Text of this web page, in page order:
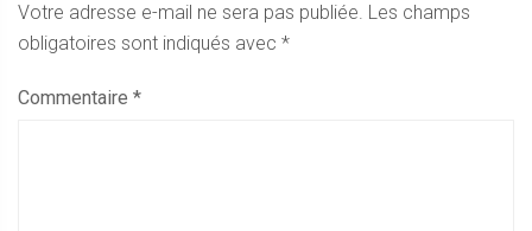
Votre adresse e-mail ne sera pas publiée. Les champs
obligatoires sont indiqués avec *
Commentaire *